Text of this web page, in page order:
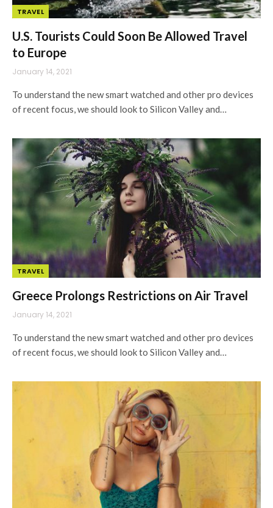
TRAVEL
U.S. Tourists Could Soon Be Allowed Travel
to Europe
January 14, 2021
To understand the new smart watched and other pro devices
of recent focus, we should look to Silicon Valley and…
TRAVEL
Greece Prolongs Restrictions on Air Travel
January 14, 2021
To understand the new smart watched and other pro devices
of recent focus, we should look to Silicon Valley and…